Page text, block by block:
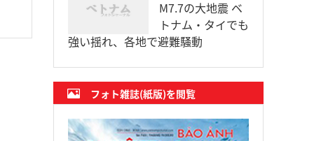
M7.7の大地震 ベ
トナム・タイでも
強い揺れ、各地で避難騒動
フォト雑誌(紙版)を閲覧